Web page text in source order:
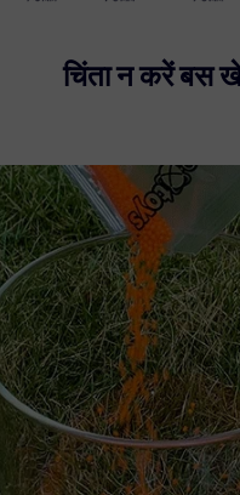
चिंता न करें बस